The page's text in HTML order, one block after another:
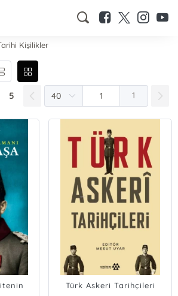
Kişilikler
5 1
Türk Askeri Tarihçileri